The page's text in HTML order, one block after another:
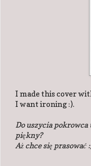
I made this cover
I want ironing :).
Do uszycia pokrowca
piękny?
Aż chce się prasować